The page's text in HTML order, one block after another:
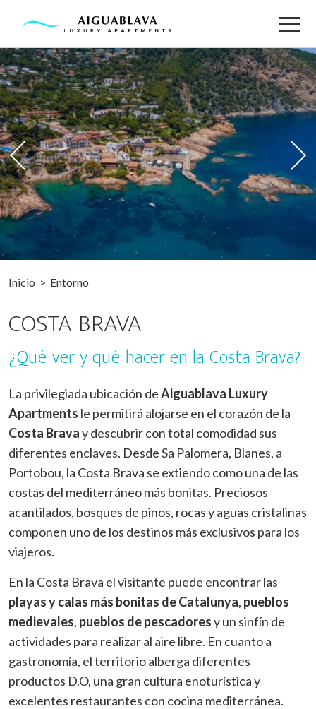
Idioma
APARTAMENTOS
FOTOS
SERVICIOS
ENTORNO
UBICACIÓN
CONTACTO
MI RESERVA
ES CA EN FR DE NE
Inicio > Entorno
COSTA BRAVA
¿Qué ver y qué hacer en la Costa Brava?
La privilegiada ubicación deAiguablava Luxury
Apartments le permitirá alojarse en el corazón de la
Costa Bravay descubrir con total comodidad sus
diferentes enclaves. Desde Sa Palomera, Blanes, a
Portobou, la Costa Brava se extiendo como una de las
costas del mediterráneo más bonitas. Preciosos
acantilados, bosques de pinos, rocas y aguas cristalinas
componen uno de los destinos más exclusivos para los
viajeros.
En la Costa Brava el visitante puede encontrar las
playas y calas más bonitas de Catalunya, pueblos
medievales, pueblos de pescadoresy un sinfín de
actividades para realizar al aire libre. En cuanto a
gastronomía, el territorio alberga diferentes
productos D.O, una gran cultura enoturística y
excelentes restaurantes con cocina mediterránea.
Modificar cookies
Este sitio web utiliza Cookies propias para recopilar
información con la finalidad de mejorar nuestros servicios.
Si continua navegando, supone la aceptación de la
impedir que sean instaladas en su disco duro, aunque
deberá tener en cuenta que dicha acción podrá ocasionar
dificultades de navegación de la página web.
Analíticas y personalización
Permiten realizar el seguimiento y análisis del
comportamiento de los usuarios de este sitio web. La
información recogida mediante este tipo de cookies se
utiliza en la medición de la actividad de la web para la